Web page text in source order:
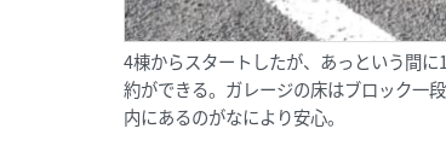
4棟からスタートしたが、あっという間
約ができる。ガレージの床はブロック一
内にあるのがなにより安心。